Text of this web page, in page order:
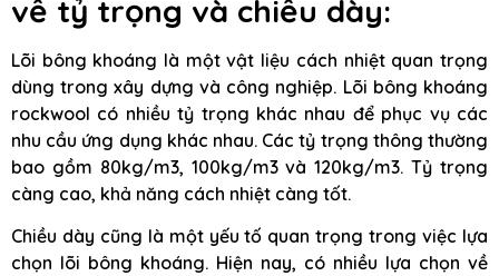
về tỷ trọng và chiều dày:
Lõi bông khoáng là một vật liệu cách nhiệt quan trọng
dùng trong xây dựng và công nghiệp. Lõi bông khoáng
rockwool có nhiều tỷ trọng khác nhau để phục vụ các
nhu cầu ứng dụng khác nhau. Các tỷ trọng thông thường
bao gồm 80kg/m3, 100kg/m3 và 120kg/m3. Tỷ trọng
càng cao, khả năng cách nhiệt càng tốt.
Chiều dày cũng là một yếu tố quan trọng trong việc lựa
chọn lõi bông khoáng. Hiện nay, có nhiều lựa chọn về